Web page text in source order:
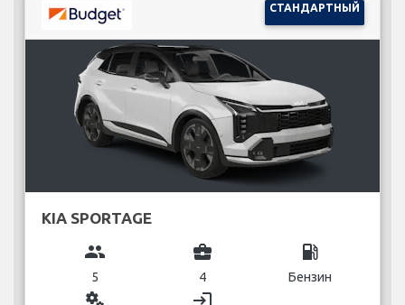
СТАНДАРТНЫЙ
KIA SPORTAGE
group
5
business_center
4
local_gas_station
Бензин